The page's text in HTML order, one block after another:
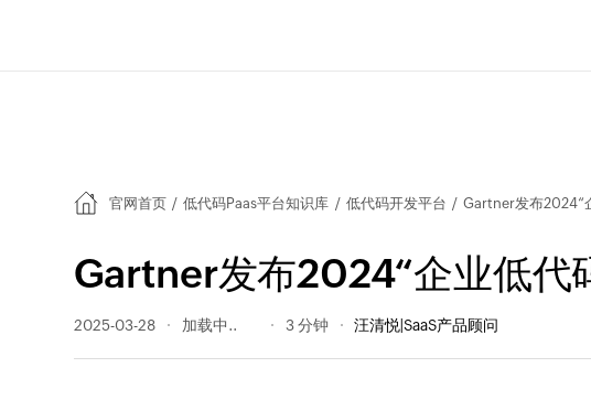
官网首页 / 低代码Paas平台知识库 / 低代码开发平台 / Gartner发布2024“
Gartner发布2024“企业低代
2025-03-28 638 阅读量 3 分钟 汪清悦|SaaS产品顾问